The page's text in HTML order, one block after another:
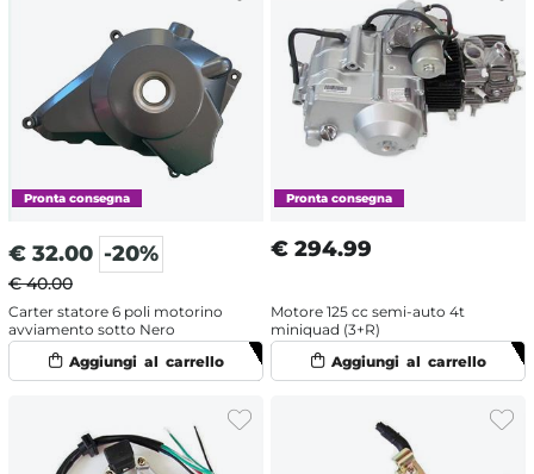
€ 32.00 -20%
€ 40.00
Carter statore 6 poli motorino
avviamento sotto Nero
€ 294.99
Motore 125 cc semi-auto 4t
miniquad (3+R)